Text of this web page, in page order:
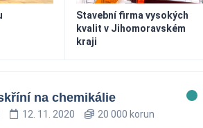
Stavební firma vysokých
kvalit v Jihomoravském
kraji
na chemikálie
12. 11. 2020 20 000 korun